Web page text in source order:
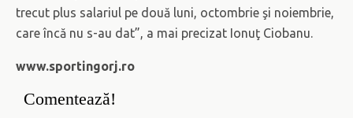
trecut plus salariul pe două luni, octombrie şi noiembrie,
care încă nu s-au dat”, a mai precizat Ionuţ Ciobanu.
www.sportingorj.ro
Comentează!